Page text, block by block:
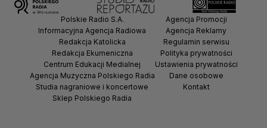
Polskie Radio S.A.
Informacyjna Agencja Radiowa
Redakcja Katolicka
Redakcja Ekumeniczna
Centrum Edukacji Medialnej
Agencja Muzyczna Polskiego Radia
Studia nagraniowe i koncertowe
Sklep Polskiego Radia
Agencja Promocji
Agencja Reklamy
Regulamin serwisu
Polityka prywatności
Ustawienia prywatności
Dane osobowe
Kontakt